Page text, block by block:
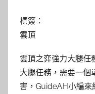
標簽：
雲頂
雲頂之弈強力大腿任
大腿任務，需要一
害，GuideAH小編